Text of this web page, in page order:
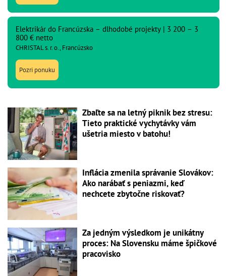
Elektrikár do Francúzska – dlhodobé projekty | 3 200 – 3
800 € netto
CHRISTAL s. r. o., Francúzsko
Pozri ponuku
Zbaľte sa na letný piknik bez stresu:
Tieto praktické vychytávky vám
ušetria miesto v batohu!
Inflácia zmenila správanie Slovákov:
Ako narábať s peniazmi, keď
nechcete zbytočne riskovať?
Za jedným výsledkom je unikátny
proces: Na Slovensku máme špičkové
pracovisko